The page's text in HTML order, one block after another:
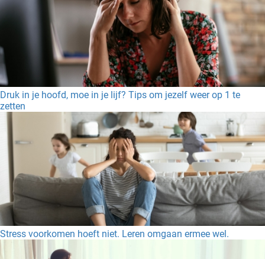
Druk in je hoofd, moe in je lijf? Tips om jezelf weer op 1 te
zetten
Stress voorkomen hoeft niet. Leren omgaan ermee wel.